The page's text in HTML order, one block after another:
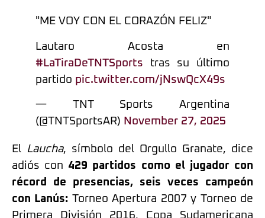
"ME VOY CON EL CORAZÓN FELIZ"
Lautaro Acosta en
#LaTiraDeTNTSports tras su último
partido pic.twitter.com/jNswQcX49s
— TNT Sports Argentina
(@TNTSportsAR) November 27, 2025
El Laucha, símbolo del Orgullo Granate, dice
adiós con 429 partidos como el jugador con
récord de presencias, seis veces campeón
con Lanús: Torneo Apertura 2007 y Torneo de
Primera División 2016, Copa Sudamericana